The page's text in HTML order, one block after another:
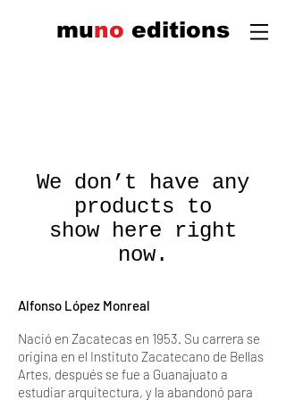
muno editions
We don’t have any
products to
show here right
now.
Alfonso López Monreal
Nació en Zacatecas en 1953. Su carrera se
origina en el Instituto Zacatecano de Bellas
Artes, después se fue a Guanajuato a
estudiar arquitectura, y la abandonó para